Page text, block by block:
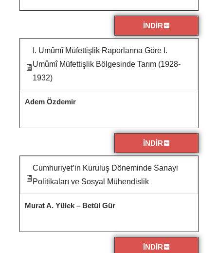
İNDİR
I. Umûmî Müfettişlik Raporlarına Göre I.
Umûmî Müfettişlik Bölgesinde Tarım (1928-
1932)
Adem Özdemir
İNDİR
Cumhuriyet’in Kuruluş Döneminde Sanayi
Politikaları ve Sosyal Mühendislik
Murat A. Yülek – Betül Gür
İNDİR